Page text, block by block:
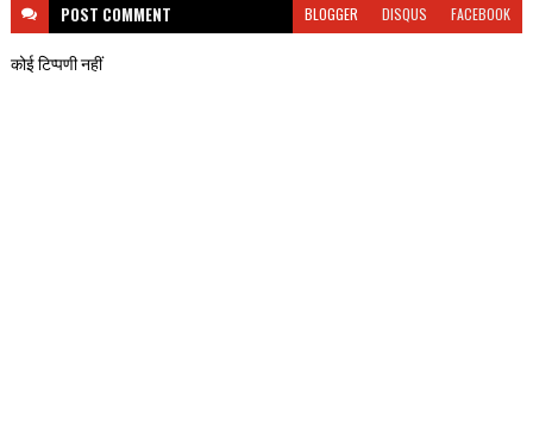
POST COMMENT BLOGGER DISQUS FACEBOOK
कोई टिप्पणी नहीं